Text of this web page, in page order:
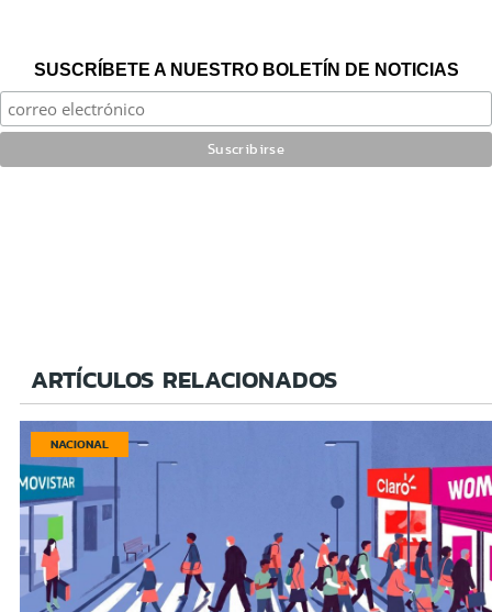
SUSCRÍBETE A NUESTRO BOLETÍN DE NOTICIAS
ARTÍCULOS RELACIONADOS
NACIONAL